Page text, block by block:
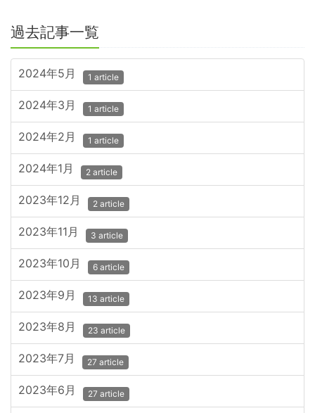
過去記事一覧
2024年5月 1 article
2024年3月 1 article
2024年2月 1 article
2024年1月 2 article
2023年12月 2 article
2023年11月 3 article
2023年10月 6 article
2023年9月 13 article
2023年8月 23 article
2023年7月 27 article
2023年6月 27 article